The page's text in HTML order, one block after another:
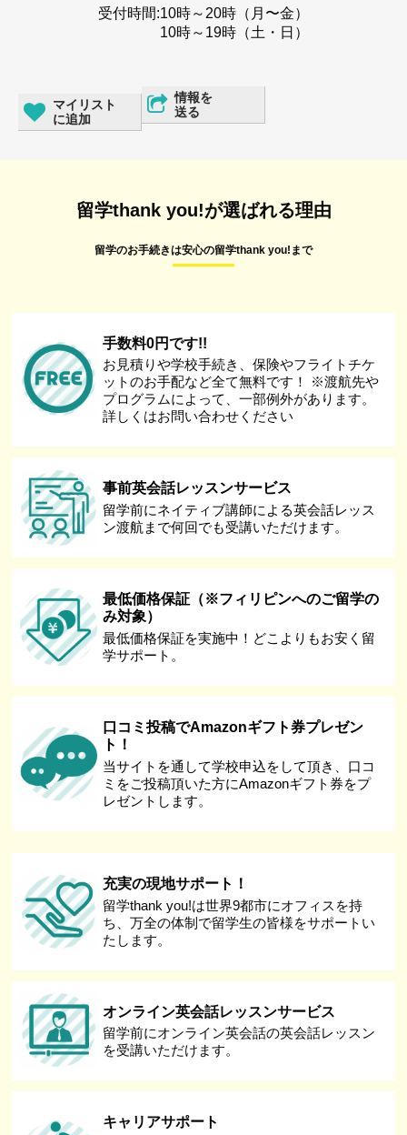
受付時間:10時～20時（月〜金）
10時～19時（土・日）
マイリスト
に追加
情報を
送る
留学thank you!が選ばれる理由
留学のお手続きは安心の留学thank you!まで
手数料0円です!!
お見積りや学校手続き、保険やフライトチケ
ットのお手配など全て無料です！ ※渡航先や
プログラムによって、一部例外があります。
詳しくはお問い合わせください
事前英会話レッスンサービス
留学前にネイティブ講師による英会話レッス
ン渡航まで何回でも受講いただけます。
最低価格保証（※フィリピンへのご留学の
み対象）
最低価格保証を実施中！どこよりもお安く留
学サポート。
口コミ投稿でAmazonギフト券プレゼン
ト！
当サイトを通して学校申込をして頂き、口コ
ミをご投稿頂いた方にAmazonギフト券をプ
レゼントします。
充実の現地サポート！
留学thank you!は世界9都市にオフィスを持
ち、万全の体制で留学生の皆様をサポートい
たします。
オンライン英会話レッスンサービス
留学前にオンライン英会話の英会話レッスン
を受講いただけます。
キャリアサポート